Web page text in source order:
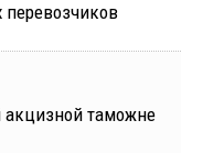
перевозчиков
таможне